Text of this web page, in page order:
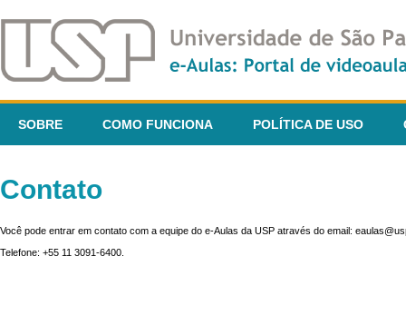
SOBRE COMO FUNCIONA POLÍTICA DE USO
Contato
Você pode entrar em contato com a equipe do e-Aulas da USP através do email:
Telefone: +55 11 3091-6400.